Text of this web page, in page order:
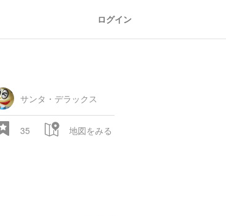
ログイン
サンタ・デラックス
35 地図をみる